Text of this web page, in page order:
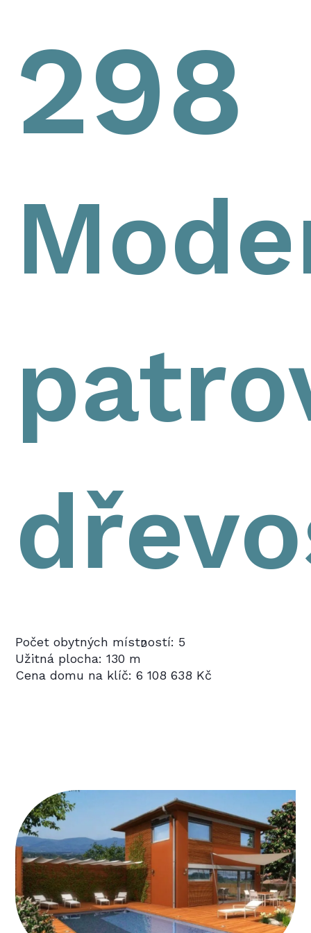
298
Počet obytných místností: 5
Užitná plocha: 130 m
2
Cena domu na klíč: 6 108 638 Kč